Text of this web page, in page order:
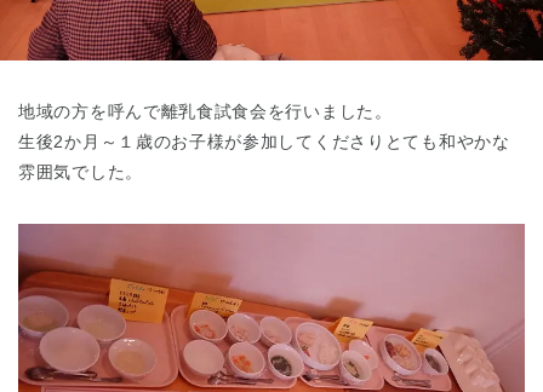
地域の方を呼んで離乳食試食会を行いました。
生後2か月～１歳のお子様が参加してくださりとても和やかな
雰囲気でした。